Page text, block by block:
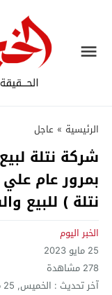
الرئيسية » عاجل
شركة نتلة
بمرور عام علي
نتلة ) للبيع
الخبر اليوم
25 مايو 2023
278 مشاهدة
آخر تحديث : الخميس, 25 مايو, 2023 - 1:39 مساءً